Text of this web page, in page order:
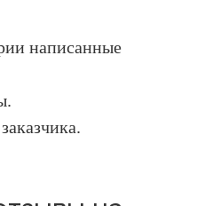
написанные